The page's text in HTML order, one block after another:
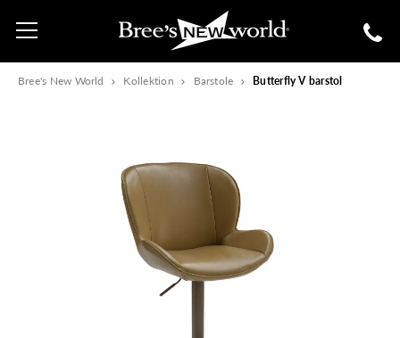
Bree's New World Kollektion Barstole Butterfly V barstol